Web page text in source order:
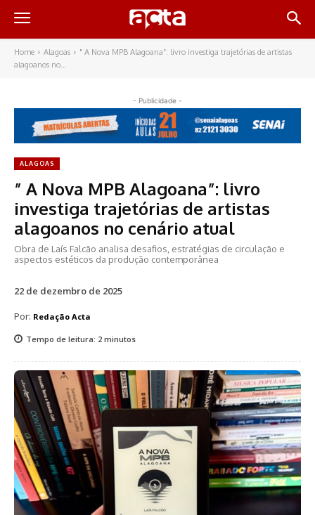
Home Alagoas
" A Nova MPB Alagoana”: livro investiga trajetórias de artistas
alagoanos no...
- Publicidade -
ALAGOAS
” A Nova MPB Alagoana”: livro
investiga trajetórias de artistas
alagoanos no cenário atual
Obra de Laís Falcão analisa desafios, estratégias de circulação e
aspectos estéticos da produção contemporânea
22 de dezembro de 2025
Por: Redação Acta
Tempo de leitura: 2 minutos